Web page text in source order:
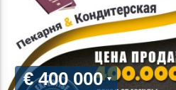
€ 400 000